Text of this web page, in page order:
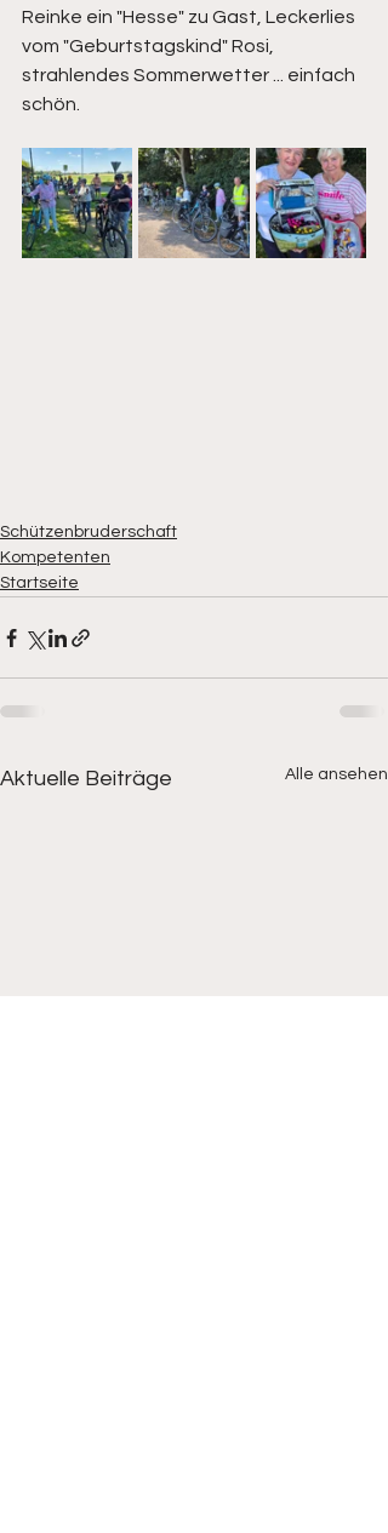
Reinke ein "Hesse" zu Gast, Leckerlies
vom "Geburtstagskind" Rosi,
strahlendes Sommerwetter ... einfach
schön.
Schützenbruderschaft
Kompetenten
Startseite
Aktuelle Beiträge Alle ansehen